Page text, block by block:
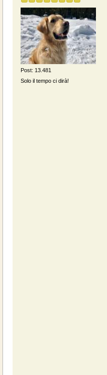
Post: 13.481
Solo il tempo ci dirà!